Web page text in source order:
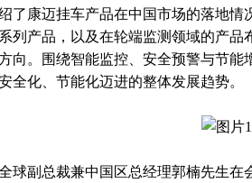
了康迈挂车产品在中国市场的落地情
列产品，以及在轮端监测领域的产
向。围绕智能监控、安全预警与节
全化、节能化迈进的整体发展趋势。
球副总裁兼中国区总经理郭楠先生